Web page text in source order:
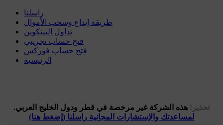
راسلنا
طريقة إيداع وسحب الأموال
تداول البيتكوين
فتح حساب تجريبي
فتح حساب فوركس
الرئيسية
تحذير! هذه الشركة غير مرخصة في قطر ودول الخليج العربي.
لمساعدتك والإستشارات المجانية راسلنا (إضغط هنا)